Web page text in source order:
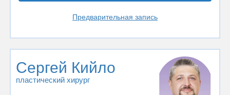
Предварительная запись
Сергей Кийло
пластический хирург